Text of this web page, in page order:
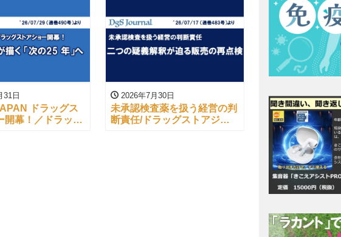
31日
ドラッグス
開幕！／ドラッグ
2026年7月30日
未承認検査薬を扱う経営の判
断責任/ドラッグストアジャ